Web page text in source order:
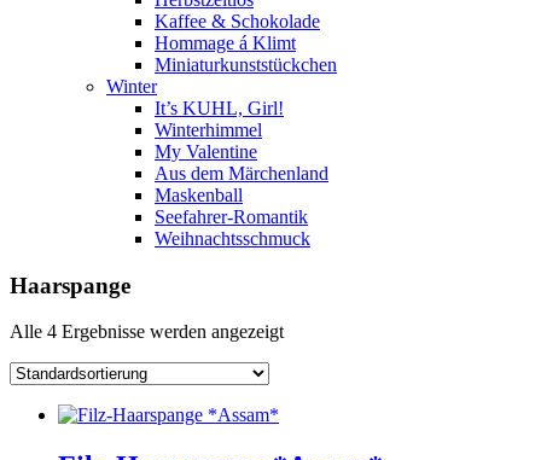
Kaffee & Schokolade
Hommage á Klimt
Miniaturkunststückchen
Winter
It’s KUHL, Girl!
Winterhimmel
My Valentine
Aus dem Märchenland
Maskenball
Seefahrer-Romantik
Weihnachtsschmuck
Haarspange
Alle 4 Ergebnisse werden angezeigt